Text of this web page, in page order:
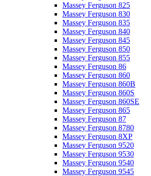
Massey Ferguson 825
Massey Ferguson 830
Massey Ferguson 835
Massey Ferguson 840
Massey Ferguson 845
Massey Ferguson 850
Massey Ferguson 855
Massey Ferguson 86
Massey Ferguson 860
Massey Ferguson 860B
Massey Ferguson 860S
Massey Ferguson 860SE
Massey Ferguson 865
Massey Ferguson 87
Massey Ferguson 8780
Massey Ferguson 8XP
Massey Ferguson 9520
Massey Ferguson 9530
Massey Ferguson 9540
Massey Ferguson 9545